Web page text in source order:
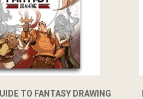
TO FANTASY DRAWING